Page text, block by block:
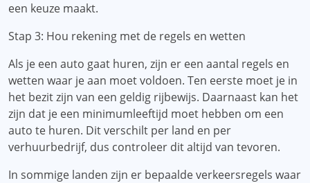
een keuze maakt.
Stap 3: Hou rekening met de regels en wetten
Als je een auto gaat huren, zijn er een aantal regels en
wetten waar je aan moet voldoen. Ten eerste moet je in
het bezit zijn van een geldig rijbewijs. Daarnaast kan het
zijn dat je een minimumleeftijd moet hebben om een ​​
auto te huren. Dit verschilt per land en per
verhuurbedrijf, dus controleer dit altijd van tevoren.
In sommige landen zijn er bepaalde verkeersregels waar